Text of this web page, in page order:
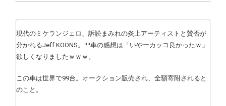
現代のミケランジェロ、訴訟まみれの炎上アーティストと賛否が
分かれるJeff KOONS。⁰⁰車の感想は「いやーカッコ良かったｗ」
欲しくなりましたｗｗｗ。
この車は世界で99台。オークション販売され、全額寄附されると
のこと。